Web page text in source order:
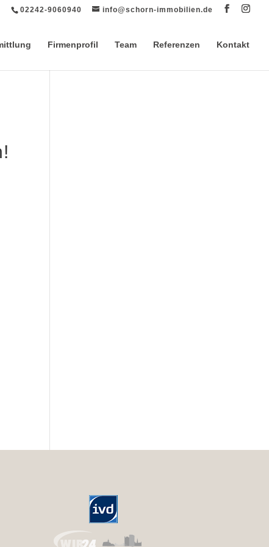
02242-9060940 info@schorn-immobilien.de
Firmenprofil Team Referenzen Kontakt